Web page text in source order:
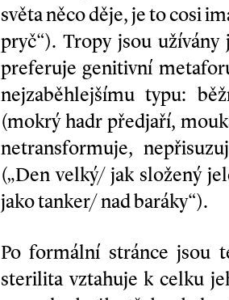
světa něco děje, je to cosi
pryč“). Tropy jsou
preferuje genitivní
nejzaběhlejšímu typu:
(mokrý hadr předjaří,
netransformuje,
(„Den velký/ jak složený
jako tanker/ nad baráky“).
Po formální stránce jsou
sterilita vztahuje k celku